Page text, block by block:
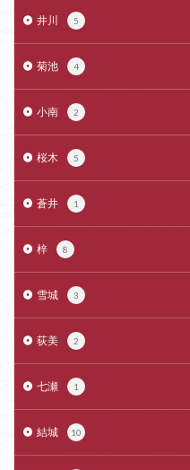
井川 5
菊池 4
小南 2
桜木 5
蒼井 1
梓 8
雪城 3
荻美 2
七瀬 1
結城 10